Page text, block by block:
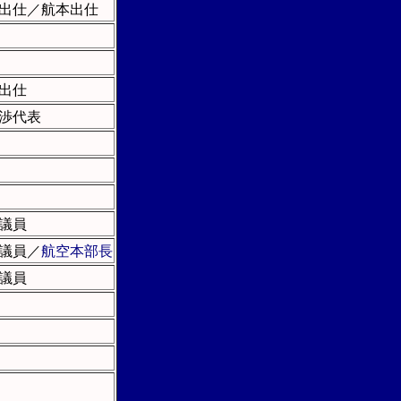
仕／航本出仕
仕
代表
員
員／航空本部長
員